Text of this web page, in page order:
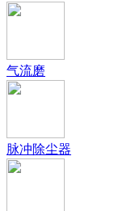
气流磨
脉冲除尘器